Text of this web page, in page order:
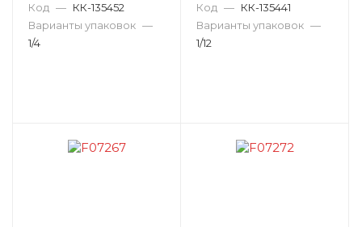
Код — КК-135452
Варианты упаковок —
1/4
Код — КК-135441
Варианты упаковок —
1/12